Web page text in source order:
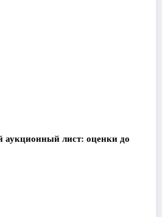
аукционный лист: оценки до